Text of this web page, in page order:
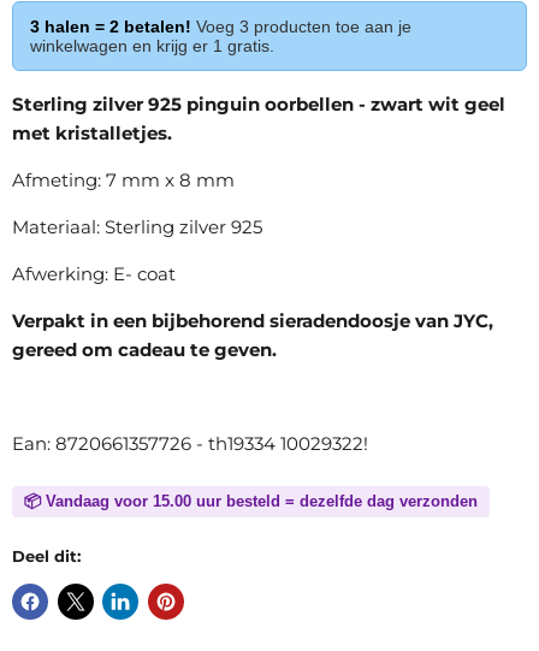
3 halen = 2 betalen! Voeg 3 producten toe aan je
winkelwagen en krijg er 1 gratis.
Sterling zilver 925 pinguin oorbellen - zwart wit geel
met kristalletjes.
Afmeting: 7 mm x 8 mm
Materiaal: Sterling zilver 925
Afwerking: E- coat
Verpakt in een bijbehorend sieradendoosje van JYC,
gereed om cadeau te geven.
Ean: 8720661357726 - th19334 10029322!
📦 Vandaag voor 15.00 uur besteld = dezelfde dag verzonden
Deel dit: